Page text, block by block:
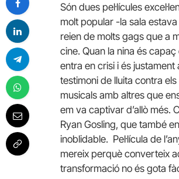
Són dues pel·lícules
molt popular -la sala
reien de molts gags que a
cine. Quan la nina és
entra en crisi i és
testimoni de lluita contra
musicals amb altres que
em va captivar d’allò més.
Ryan Gosling, que també
inoblidable. Pel·lícula de
mereix perquè converteix
transformació no és gota